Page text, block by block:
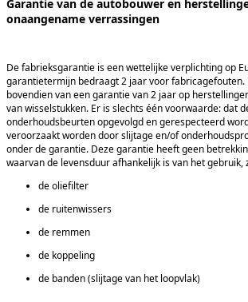
Garantie van de autobouwer en
onaangename verrassingen
De fabrieksgarantie is een wettelijke verplichting op
garantietermijn bedraagt 2 jaar voor fabricagefouten.
bovendien van een garantie van 2 jaar op
van wisselstukken. Er is slechts één voorwaarde: dat
onderhoudsbeurten opgevolgd en gerespecteerd
veroorzaakt worden door slijtage en/of
onder de garantie. Deze garantie heeft geen
waarvan de levensduur afhankelijk is van het gebruik,
de oliefilter
de ruitenwissers
de remmen
de koppeling
de banden (slijtage van het loopvlak)